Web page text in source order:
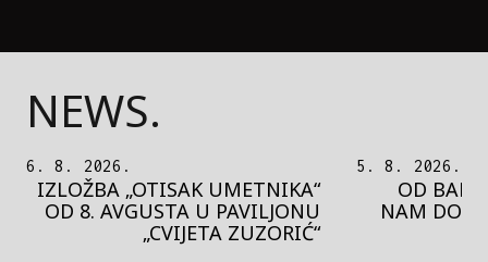
NEWS.
5. 8. 2026.
OD BAROKA DO REJVA: ŠTA
NAM DONOSI NOVI BUPBAP
FESTIVAL?
5. 8. 2026.
PEDJA
MOTIVE